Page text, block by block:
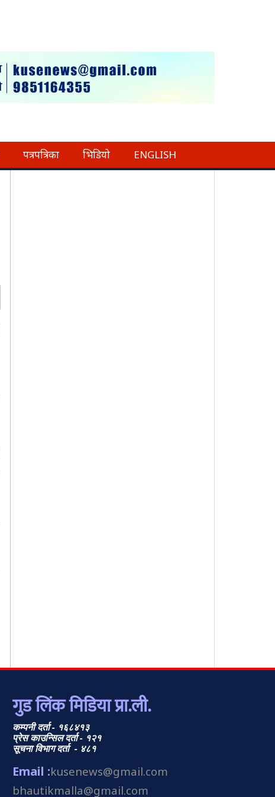
पत्रपत्रिका भिडियो ENGLISH
गुड लिंक मिडिया प्रा.ली.
कम्पनी दर्ता - १६८४१३
प्रेस काउन्सिल दर्ता - १२१
सूचना विभाग दर्ता - ४८१
Email :kusenews@gmail.com
bhautikmalla@gmail.com